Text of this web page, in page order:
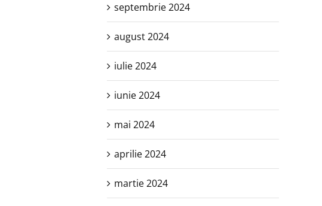
septembrie 2024
august 2024
iulie 2024
iunie 2024
mai 2024
aprilie 2024
martie 2024